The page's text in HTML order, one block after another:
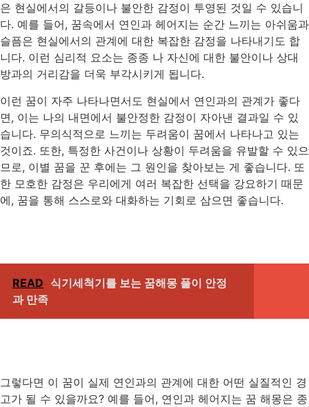
은 현실에서의 갈등이나 불안한 감정이 투영된 것일 수 있습니
다. 예를 들어, 꿈속에서 연인과 헤어지는 순간 느끼는 아쉬움과
슬픔은 현실에서의 관계에 대한 복잡한 감정을 나타내기도 합
니다. 이런 심리적 요소는 종종 나 자신에 대한 불안이나 상대
방과의 거리감을 더욱 부각시키게 됩니다.
이런 꿈이 자주 나타나면서도 현실에서 연인과의 관계가 좋다
면, 이는 나의 내면에서 불안정한 감정이 자아낸 결과일 수 있
습니다. 무의식적으로 느끼는 두려움이 꿈에서 나타나고 있는
것이죠. 또한, 특정한 사건이나 상황이 두려움을 유발할 수 있으
므로, 이별 꿈을 꾼 후에는 그 원인을 찾아보는 게 좋습니다. 또
한 모호한 감정은 우리에게 여러 복잡한 선택을 강요하기 때문
에, 꿈을 통해 스스로와 대화하는 기회로 삼으면 좋습니다.
READ 식기세척기를 보는 꿈해몽 풀이 안정
과 만족
그렇다면 이 꿈이 실제 연인과의 관계에 대한 어떤 실질적인 경
고가 될 수 있을까요? 예를 들어, 연인과 헤어지는 꿈 해몽은 종